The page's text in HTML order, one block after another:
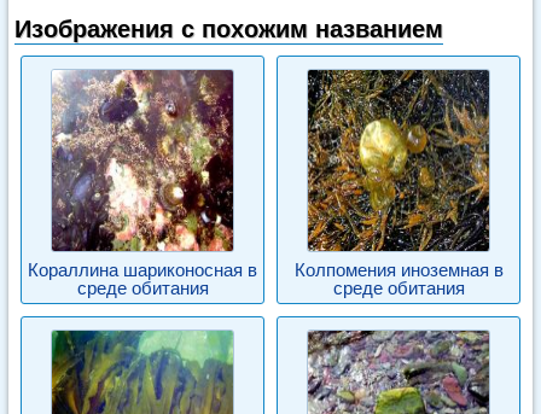
Изображения с похожим названием
Кораллина шариконосная в
среде обитания
Колпомения иноземная в
среде обитания